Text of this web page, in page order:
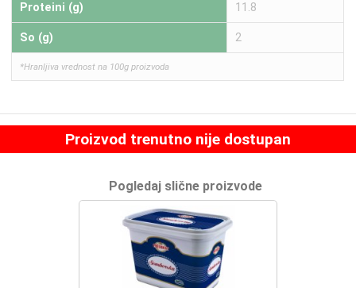
Proteini (g) 11.8
So (g) 2
*Hranljiva vrednost na 100g proizvoda
Proizvod trenutno nije dostupan
Pogledaj slične proizvode